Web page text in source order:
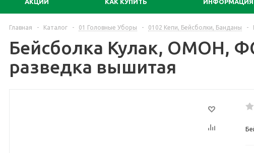
АКЦИИ КАК КУПИТЬ ИНФОРМАЦИЯ
Главная - Каталог - 01 Головные Уборы - 0102 Кепи, Бейсболки, Банданы -
Бейсболка Кулак, ОМОН,
разведка вышитая